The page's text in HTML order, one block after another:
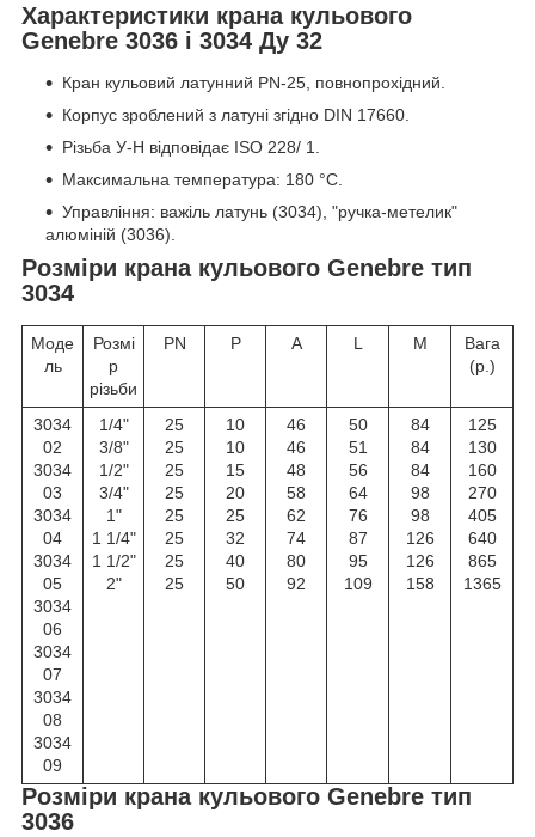
Характеристики крана кульового
Genebre 3036 і 3034 Ду 32
Кран кульовий латунний PN-25, повнопрохідний.
Корпус зроблений з латуні згідно DIN 17660.
Різьба У-Н відповідає ISO 228/ 1.
Максимальна температура: 180 °С.
Управління: важіль латунь (3034), "ручка-метелик"
алюміній (3036).
Розміри крана кульового Genebre тип
3034
Моде
ль
Розмі
р
різьби
PN P A L M
Вага
(р.)
3034
02
3034
03
3034
04
3034
05
3034
06
3034
07
3034
08
3034
09
1/4"
3/8"
1/2"
3/4"
1"
1 1/4"
1 1/2"
2"
25
25
25
25
25
25
25
25
10
10
15
20
25
32
40
50
46
46
48
58
62
74
80
92
50
51
56
64
76
87
95
109
84
84
84
98
98
126
126
158
125
130
160
270
405
640
865
1365
Розміри крана кульового Genebre тип
3036